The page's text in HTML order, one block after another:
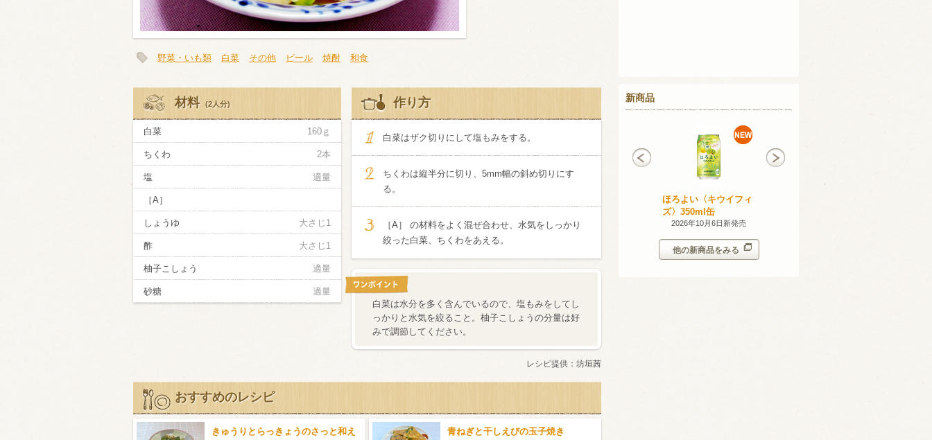
野菜・いも類 白菜 その他 ビール 焼酎 和食
材料 (2人分)
白菜 160ｇ
ちくわ 2本
塩 適量
［A］
しょうゆ 大さじ1
酢 大さじ1
柚子こしょう 適量
砂糖 適量
作り方
白菜はザク切りにして塩もみをする。
ちくわは縦半分に切り、5mm幅の斜め切りにす
る。
［A］ の材料をよく混ぜ合わせ、水気をしっかり
絞った白菜、ちくわをあえる。
白菜は水分を多く含んでいるので、塩もみをしてし
っかりと水気を絞ること。柚子こしょうの分量は好
みで調節してください。
レシピ提供： 坊垣茜
おすすめのレシピ
きゅうりとらっきょうのさっと和え
青ねぎと干しえびの玉子焼き
新商品
ほろよい〈キウイフィ
ズ〉350ml缶
2026年10月6日新発売
750ml瓶
2026年7月14日新発売
他の新商品をみる